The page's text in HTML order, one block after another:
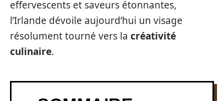
effervescents et saveurs étonnantes,
l’Irlande dévoile aujourd’hui un visage
résolument tourné vers la créativité
culinaire.